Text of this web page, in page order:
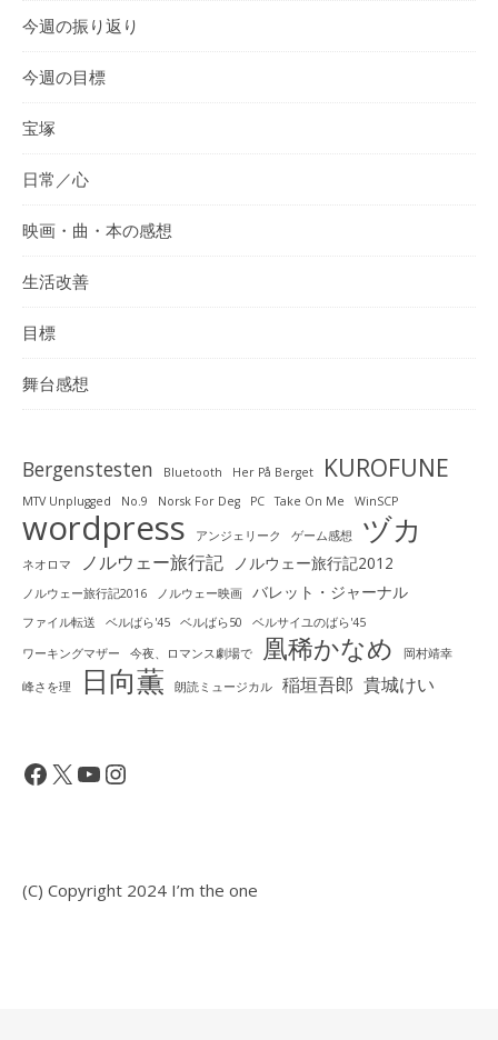
今週の振り返り
今週の目標
宝塚
日常／心
映画・曲・本の感想
生活改善
目標
舞台感想
Bergenstesten Bluetooth Her På Berget KUROFUNE
MTV Unplugged No.9 Norsk For Deg PC Take On Me WinSCP
wordpress アンジェリーク ゲーム感想 ヅカ
ネオロマ ノルウェー旅行記 ノルウェー旅行記2012
ノルウェー旅行記2016 ノルウェー映画 バレット・ジャーナル
ファイル転送 ベルばら'45 ベルばら50
ベルサイユのばら'45
ワーキングマザー
今夜、ロマンス劇場で 凰稀かなめ 岡村靖幸
峰さを理 日向薫 朗読ミュージカル 稲垣吾郎 貴城けい
Facebook
X YouTubeInstagram
(C) Copyright 2024 I’m the one